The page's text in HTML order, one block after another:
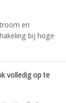
en
bij hoge
volledig op te